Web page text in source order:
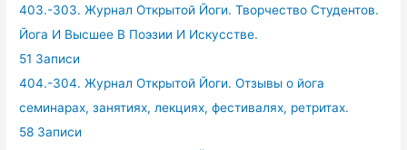
403.-303. Журнал Открытой Йоги. Творчество Студентов.
Йога И Высшее В Поэзии И Искусстве.
51 Записи
404.-304. Журнал Открытой Йоги. Отзывы о йога
семинарах, занятиях, лекциях, фестивалях, ретритах.
58 Записи